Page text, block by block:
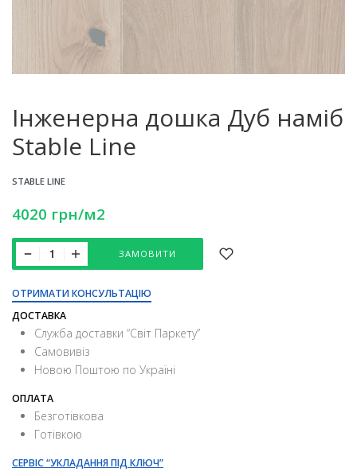
Інженерна дошка Дуб наміб
Stable Line
STABLE LINE
4020 грн/м2
ЗАМОВИТИ
ОТРИМАТИ КОНСУЛЬТАЦІЮ
ДОСТАВКА
Служба доставки “Свiт Паркету”
Самовивіз
Новою Поштою по Україні
ОПЛАТА
Безготівкова
Готівкою
СЕРВІС “УКЛАДАННЯ ПІД КЛЮЧ”